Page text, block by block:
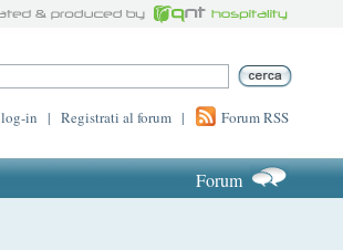
log-in | Registrati al forum | Forum RSS
Forum